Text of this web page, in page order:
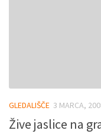
GLEDALIŠČE 3 MARCA,
Žive jaslice na